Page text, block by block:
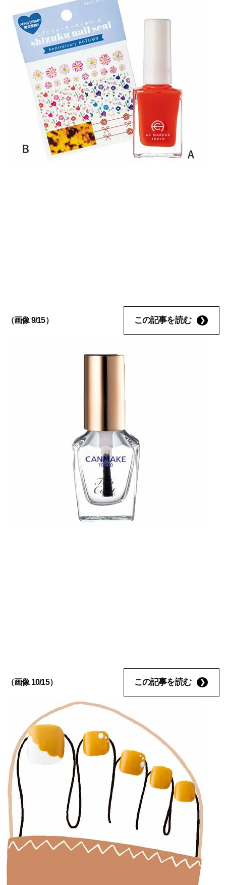
（画像 9/15） この記事を読む
（画像 10/15） この記事を読む